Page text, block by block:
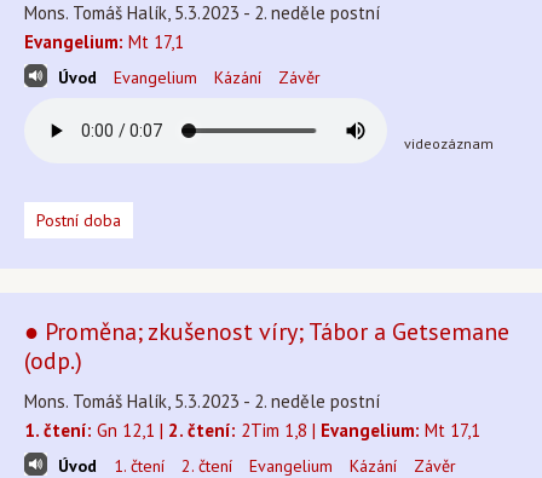
Mons. Tomáš Halík, 5.3.2023 - 2. neděle postní
Evangelium: Mt 17,1
Úvod Evangelium Kázání Závěr
videozáznam
Postní doba
● Proměna; zkušenost víry; Tábor a Getsemane
(odp.)
Mons. Tomáš Halík, 5.3.2023 - 2. neděle postní
1. čtení: Gn 12,1 | 2. čtení: 2Tim 1,8 | Evangelium: Mt 17,1
Úvod 1. čtení 2. čtení Evangelium Kázání Závěr